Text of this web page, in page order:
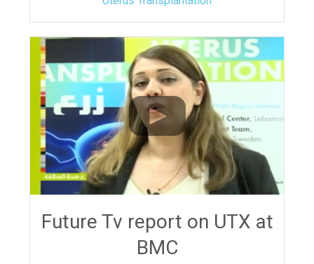
Future Tv report on UTX at
BMC